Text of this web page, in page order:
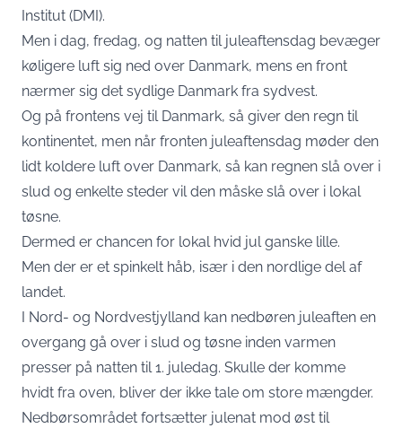
Institut (DMI).
Men i dag, fredag, og natten til juleaftensdag bevæger
køligere luft sig ned over Danmark, mens en front
nærmer sig det sydlige Danmark fra sydvest.
Og på frontens vej til Danmark, så giver den regn til
kontinentet, men når fronten juleaftensdag møder den
lidt koldere luft over Danmark, så kan regnen slå over i
slud og enkelte steder vil den måske slå over i lokal
tøsne.
Dermed er chancen for lokal hvid jul ganske lille.
Men der er et spinkelt håb, især i den nordlige del af
landet.
I Nord- og Nordvestjylland kan nedbøren juleaften en
overgang gå over i slud og tøsne inden varmen
presser på natten til 1. juledag. Skulle der komme
hvidt fra oven, bliver der ikke tale om store mængder.
Nedbørsområdet fortsætter julenat mod øst til